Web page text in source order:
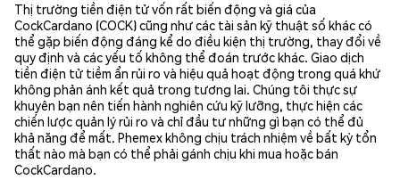
Thị trường tiền điện tử vốn rất biến động và giá của
CockCardano (COCK) cũng như các tài sản kỹ thuật số khác có
thể gặp biến động đáng kể do điều kiện thị trường, thay đổi về
quy định và các yếu tố không thể đoán trước khác. Giao dịch
tiền điện tử tiềm ẩn rủi ro và hiệu quả hoạt động trong quá khứ
không phản ánh kết quả trong tương lai. Chúng tôi thực sự
khuyên bạn nên tiến hành nghiên cứu kỹ lưỡng, thực hiện các
chiến lược quản lý rủi ro và chỉ đầu tư những gì bạn có thể đủ
khả năng để mất. Phemex không chịu trách nhiệm về bất kỳ tổn
thất nào mà bạn có thể phải gánh chịu khi mua hoặc bán
CockCardano.